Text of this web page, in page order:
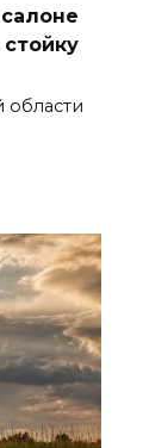
области